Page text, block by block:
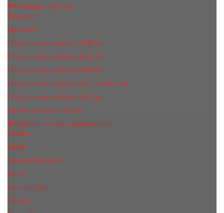
Наборы 3х20 мл
Женские
Мужские
Подарочные наборы 3х30 мл
Подарочные наборы 4x15 мл
Подарочные наборы 4x30 мл
Подарочные наборы 5x11 и 5х12 мл
Подарочные наборы 5x15 мл
Косметические наборы
Оригинальная парфюмерия
Adidas
Ajmal
Antonio Banderas
Armaf
Armand Basi
Azzaro